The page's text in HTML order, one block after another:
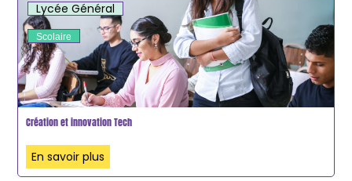
Lycée Général
Scolaire
Création et innovation Tech
En savoir plus